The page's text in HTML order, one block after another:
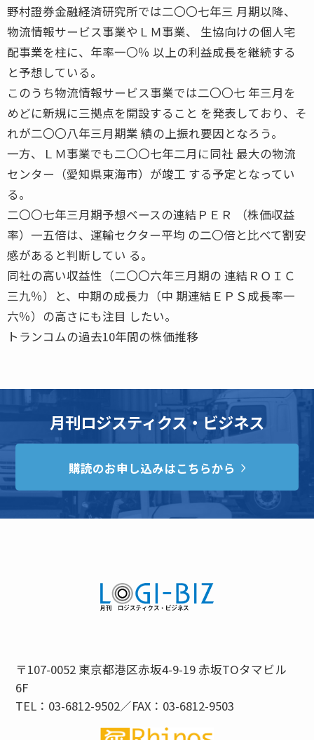
野村證券金融経済研究所では二〇〇七年三 月期以降、
物流情報サービス事業やＬＭ事業、 生協向けの個人宅
配事業を柱に、年率一〇％ 以上の利益成長を継続する
と予想している。
このうち物流情報サービス事業では二〇〇七 年三月を
めどに新規に三拠点を開設すること を発表しており、そ
れが二〇〇八年三月期業 績の上振れ要因となろう。
一方、ＬＭ事業でも二〇〇七年二月に同社 最大の物流
センター（愛知県東海市）が竣工 する予定となってい
る。
二〇〇七年三月期予想ベースの連結ＰＥＲ （株価収益
率）一五倍は、運輸セクター平均 の二〇倍と比べて割安
感があると判断してい る。
同社の高い収益性（二〇〇六年三月期の 連結ＲＯＩＣ
三九％）と、中期の成長力（中 期連結ＥＰＳ成長率一
六％）の高さにも注目 したい。
トランコムの過去10年間の株価推移
月刊ロジスティクス・ビジネス
購読のお申し込みはこちらから
〒107-0052 東京都港区赤坂4-9-19 赤坂TOタマビル
6F
TEL：03-6812-9502／FAX：03-6812-9503